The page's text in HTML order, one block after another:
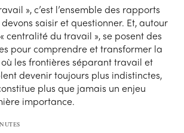
», c’est l’ensemble des rapports
saisir et questionner. Et, autour
centralité du travail », se posent des
pour comprendre et transformer la
où les frontières séparant travail et
devenir toujours plus indistinctes,
plus que jamais un enjeu
importance.